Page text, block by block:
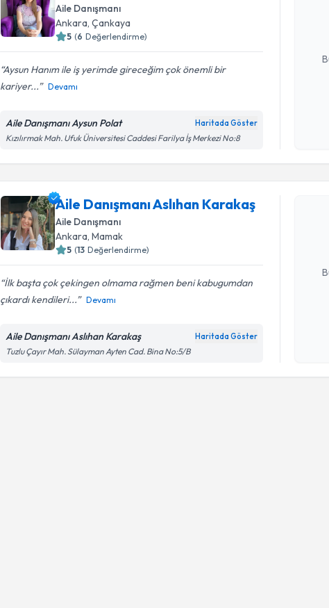
Aile Danışmanı
Ankara, Çankaya
5 (6 Değerlendirme)
Aysun Hanım ile iş yerimde gireceğim çok önemli bir
kariyer...
Devamı
Aile Danışmanı Aysun Polat Haritada Göster
Kızılırmak Mah. Ufuk Üniversitesi Caddesi Farilya İş Merkezi No:8
Aile Danışmanı Aslıhan Karakaş
Aile Danışmanı
Ankara, Mamak
5 (13 Değerlendirme)
İlk başta çok çekingen olmama rağmen beni kabugumdan
çıkardı kendileri...
Devamı
Aile Danışmanı Aslıhan Karakaş Haritada Göster
Tuzlu Çayır Mah. Sülayman Ayten Cad. Bina No:5/B
Randevu
Aile